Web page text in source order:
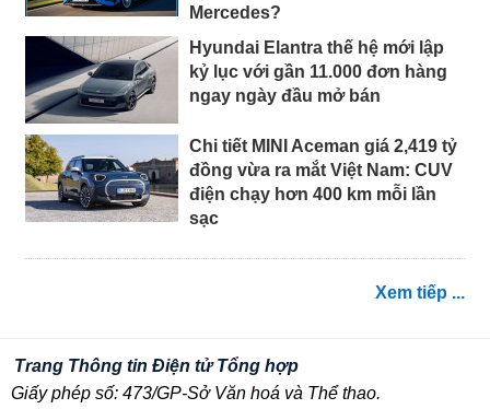
Mercedes?
Hyundai Elantra thế hệ mới lập
kỷ lục với gần 11.000 đơn hàng
ngay ngày đầu mở bán
Chi tiết MINI Aceman giá 2,419 tỷ
đồng vừa ra mắt Việt Nam: CUV
điện chạy hơn 400 km mỗi lần
sạc
Xem tiếp ...
Trang Thông tin Điện tử Tổng hợp
Giấy phép số: 473/GP-Sở Văn hoá và Thể thao.